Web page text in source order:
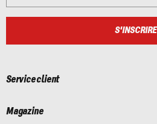
S'INSCRIRE
Service client
Magazine